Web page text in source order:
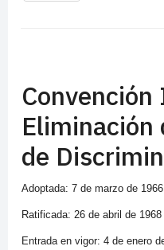
Eliminación
de
Adoptada: 7 de marzo de 1966
Ratificada: 26 de abril de
Entrada en vigor: 4 de enero